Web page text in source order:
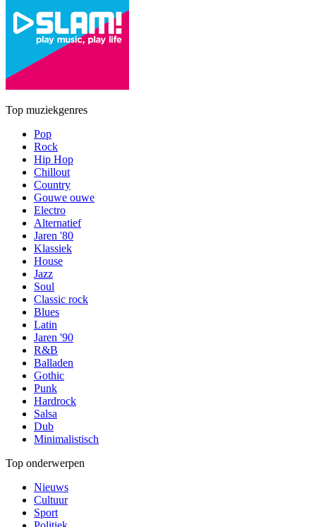
Top muziekgenres
Pop
Rock
Hip Hop
Chillout
Country
Gouwe ouwe
Electro
Alternatief
Jaren '80
Klassiek
House
Jazz
Soul
Classic rock
Blues
Latin
Jaren '90
R&B
Balladen
Gothic
Punk
Hardrock
Salsa
Dub
Minimalistisch
Top onderwerpen
Nieuws
Cultuur
Sport